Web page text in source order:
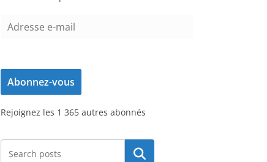
e
s
e
-
Abonnez-vous
Rejoignez les 1 365 autres abonnés
Rechercher